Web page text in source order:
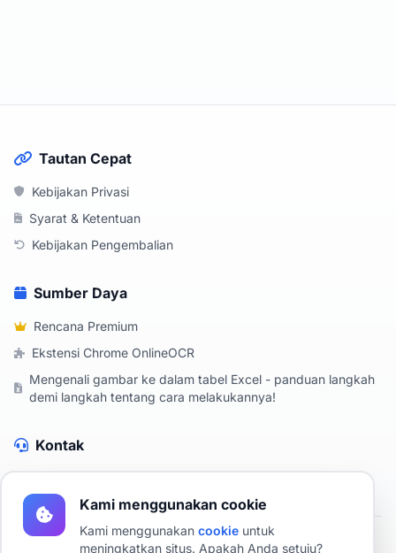
Tautan Cepat
Kebijakan Privasi
Syarat & Ketentuan
Kebijakan Pengembalian
Sumber Daya
Rencana Premium
Ekstensi Chrome OnlineOCR
Mengenali gambar ke dalam tabel Excel - panduan langkah
demi langkah tentang cara melakukannya!
Kontak
Kami menggunakan cookie
Kami menggunakan cookie untuk
meningkatkan situs. Apakah Anda setuju?